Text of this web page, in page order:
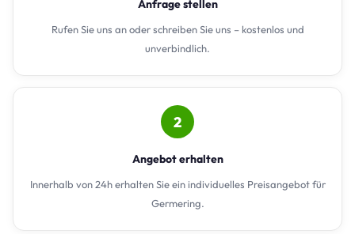
Anfrage stellen
Rufen Sie uns an oder schreiben Sie uns – kostenlos und
unverbindlich.
2
Angebot erhalten
Innerhalb von 24h erhalten Sie ein individuelles Preisangebot für
Germering.